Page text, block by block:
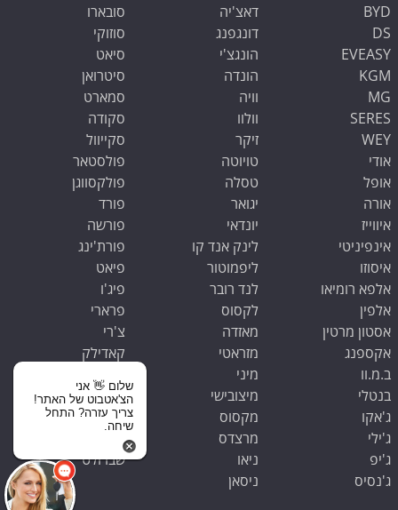
BYD
DS
EVEASY
KGM
MG
SERES
WEY
אודי
אופל
אורה
איווייז
אינפיניטי
איסוזו
אלפא רומיאו
אלפין
אסטון מרטין
אקספנג
ב.מ.וו
בנטלי
ג'אקו
ג'ילי
ג'יפ
ג'נסיס
דאצ'יה
דונגפנג
הונגצ'י
הונדה
וויה
וולוו
זיקר
טויוטה
טסלה
יגואר
יונדאי
לינק אנד קו
ליפמוטור
לנד רובר
לקסוס
מאזדה
מזראטי
מיני
מיצובישי
מקסוס
מרצדס
ניאו
ניסאן
סובארו
סוזוקי
סיאט
סיטרואן
סמארט
סקודה
סקייוול
פולסטאר
פולקסווגן
פורד
פורשה
פורת'ינג
פיאט
פיג'ו
פרארי
צ'רי
קאדילק
קיה
ראם
רנו
שברולט
שלום 👋 אני
הצ'אטבוט של האתר!
צריך עזרה? התחל
שיחה.